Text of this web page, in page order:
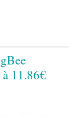
11.86€